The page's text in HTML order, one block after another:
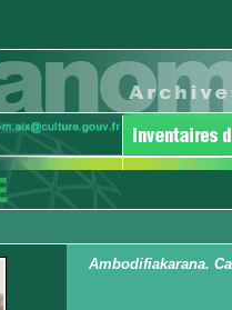
Ambodifiakarana.